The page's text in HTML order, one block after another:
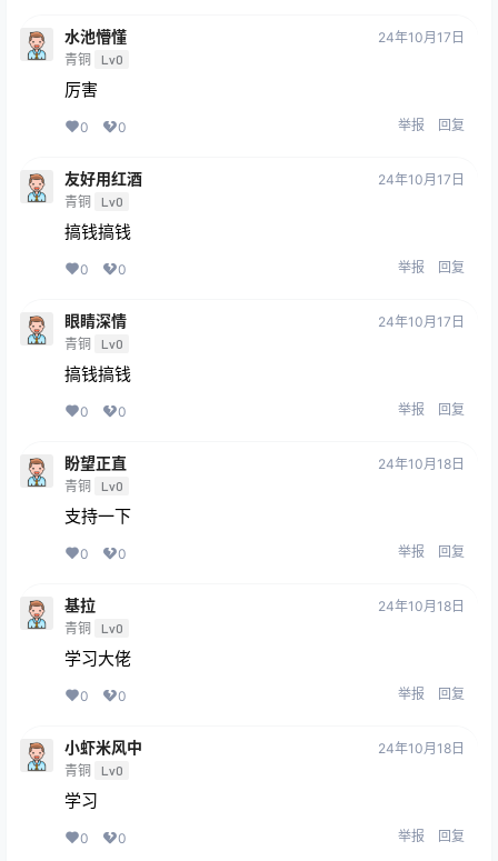
水池懵懂
青铜 Lv0
24年10月17日
厉害
0 0 举报 回复
友好用红酒
青铜 Lv0
24年10月17日
搞钱搞钱
0 0 举报 回复
眼睛深情
青铜 Lv0
24年10月17日
搞钱搞钱
0 0 举报 回复
盼望正直
青铜 Lv0
24年10月18日
支持一下
0 0 举报 回复
基拉
青铜 Lv0
24年10月18日
学习大佬
0 0 举报 回复
小虾米风中
青铜 Lv0
24年10月18日
学习
0 0 举报 回复